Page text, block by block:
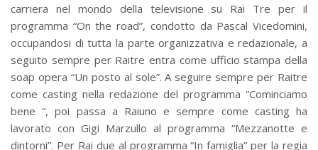
carriera nel mondo della televisione su Rai Tre per il
programma “On the road”, condotto da Pascal Vicedomini,
occupandosi di tutta la parte organizzativa e redazionale, a
seguito sempre per Raitre entra come ufficio stampa della
soap opera “Un posto al sole”. A seguire sempre per Raitre
come casting nella redazione del programma “Cominciamo
bene “, poi passa a Raiuno e sempre come casting ha
lavorato con Gigi Marzullo al programma “Mezzanotte e
dintorni”. Per Rai due al programma “In famiglia” per la regia